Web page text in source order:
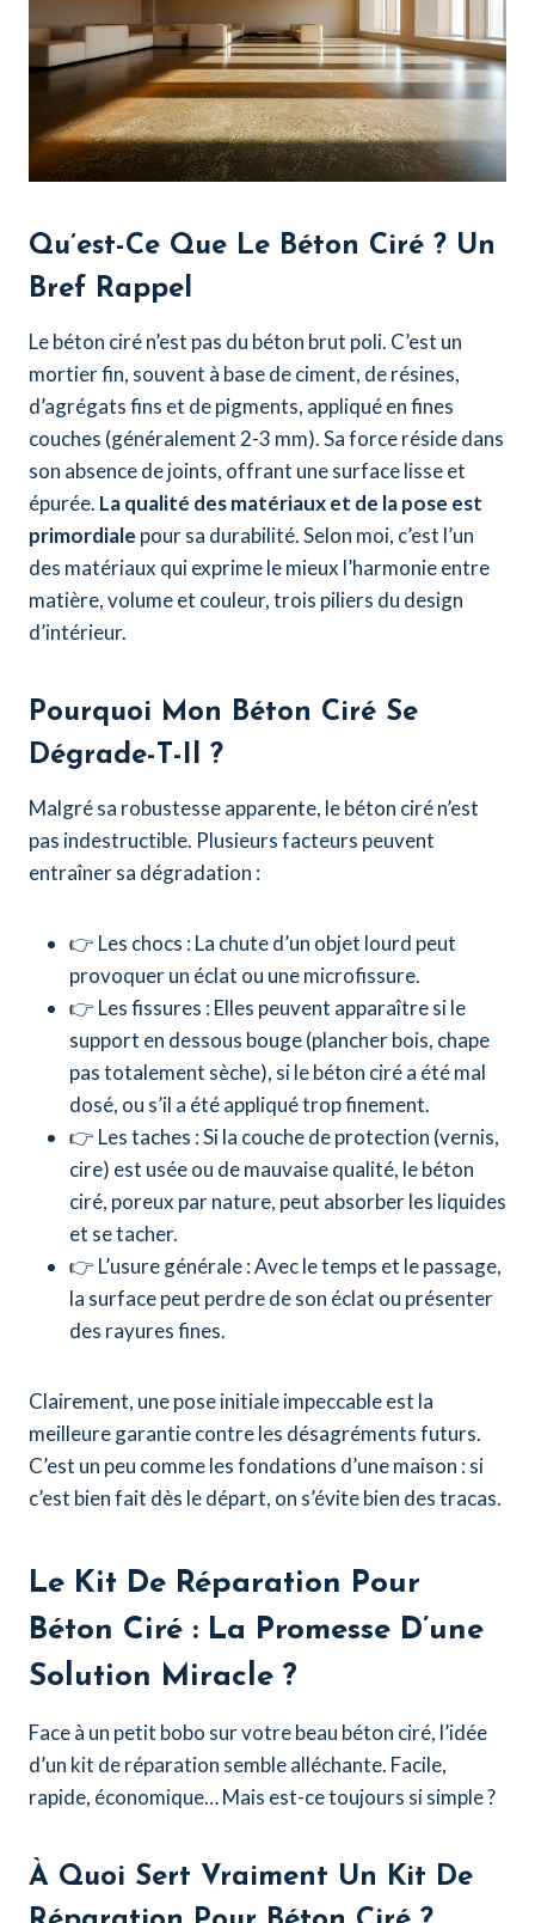
Qu’est-Ce Que Le Béton Ciré ? Un
Bref Rappel
Le béton ciré n’est pas du béton brut poli. C’est un
mortier fin, souvent à base de ciment, de résines,
d’agrégats fins et de pigments, appliqué en fines
couches (généralement 2-3 mm). Sa force réside dans
son absence de joints, offrant une surface lisse et
épurée. La qualité des matériaux et de la pose est
primordiale pour sa durabilité. Selon moi, c’est l’un
des matériaux qui exprime le mieux l’harmonie entre
matière, volume et couleur, trois piliers du design
d’intérieur.
Pourquoi Mon Béton Ciré Se
Dégrade-T-Il ?
Malgré sa robustesse apparente, le béton ciré n’est
pas indestructible. Plusieurs facteurs peuvent
entraîner sa dégradation :
👉 Les chocs : La chute d’un objet lourd peut
provoquer un éclat ou une microfissure.
👉 Les fissures : Elles peuvent apparaître si le
support en dessous bouge (plancher bois, chape
pas totalement sèche), si le béton ciré a été mal
dosé, ou s’il a été appliqué trop finement.
👉 Les taches : Si la couche de protection (vernis,
cire) est usée ou de mauvaise qualité, le béton
ciré, poreux par nature, peut absorber les liquides
et se tacher.
👉 L’usure générale : Avec le temps et le passage,
la surface peut perdre de son éclat ou présenter
des rayures fines.
Clairement, une pose initiale impeccable est la
meilleure garantie contre les désagréments futurs.
C’est un peu comme les fondations d’une maison : si
c’est bien fait dès le départ, on s’évite bien des tracas.
Le Kit De Réparation Pour
Béton Ciré : La Promesse D’une
Solution Miracle ?
Face à un petit bobo sur votre beau béton ciré, l’idée
d’un kit de réparation semble alléchante. Facile,
rapide, économique… Mais est-ce toujours si simple ?
À Quoi Sert Vraiment Un Kit De